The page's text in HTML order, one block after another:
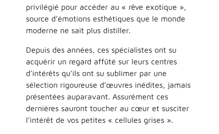
privilégié pour accéder au « rêve exotique »,
source d’émotions esthétiques que le monde
moderne ne sait plus distiller.
Depuis des années, ces spécialistes ont su
acquérir un regard affûté sur leurs centres
d’intérêts qu’ils ont su sublimer par une
sélection rigoureuse d’œuvres inédites, jamais
présentées auparavant. Assurément ces
dernières sauront toucher au cœur et susciter
l’intérêt de vos petites « cellules grises ».